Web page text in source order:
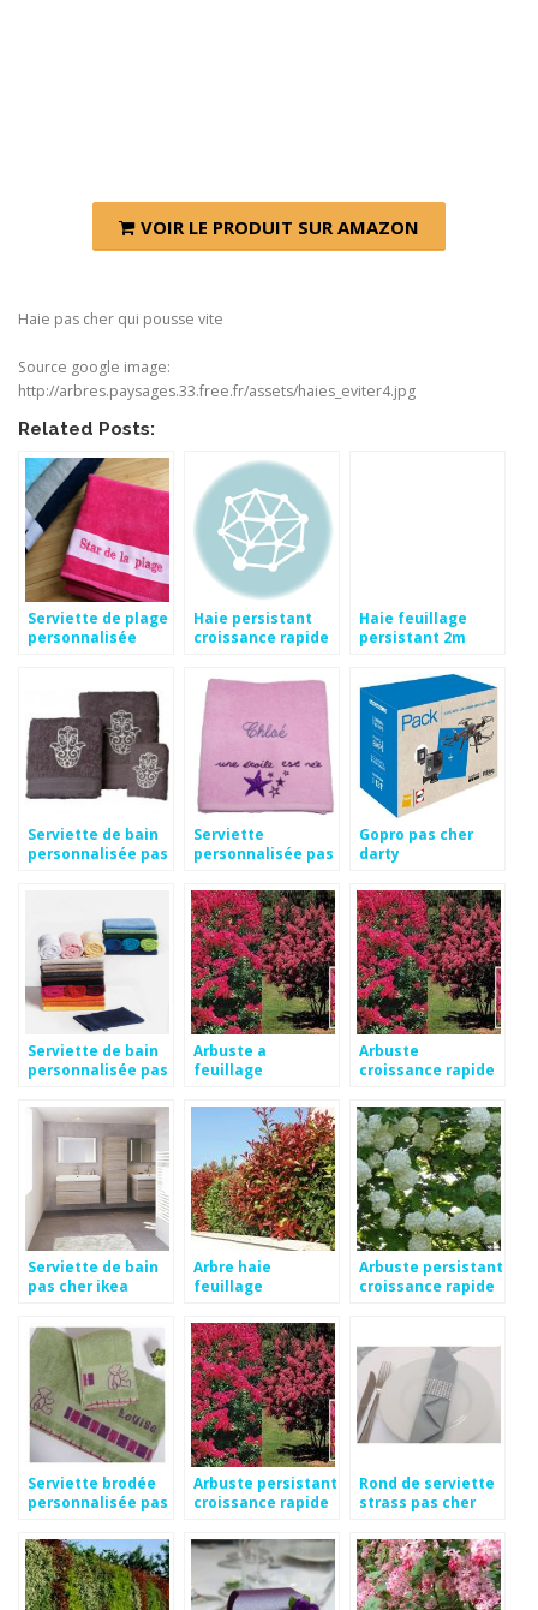
VOIR LE PRODUIT SUR AMAZON
Haie pas cher qui pousse vite
Source google image:
http://arbres.paysages.33.free.fr/assets/haies_eviter4.jpg
Related Posts:
Serviette de plage
personnalisée
Haie persistant
croissance rapide
Haie feuillage
persistant 2m
Serviette de bain
personnalisée pas
Serviette
personnalisée pas
Gopro pas cher
darty
Serviette de bain
personnalisée pas
Arbuste a
feuillage
croissance rapide
Arbuste
croissance rapide
persistant
Serviette de bain
pas cher ikea
Arbre haie
feuillage
Arbuste persistant
croissance rapide
Serviette brodée
personnalisée pas
Arbuste persistant
croissance rapide
Rond de serviette
strass pas cher